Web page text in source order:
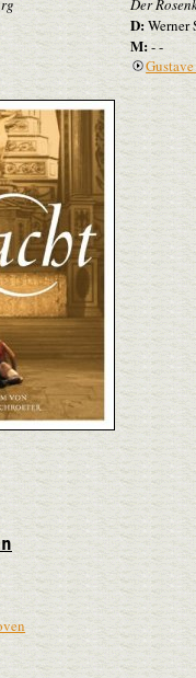
Der
D:Werner
M:- -